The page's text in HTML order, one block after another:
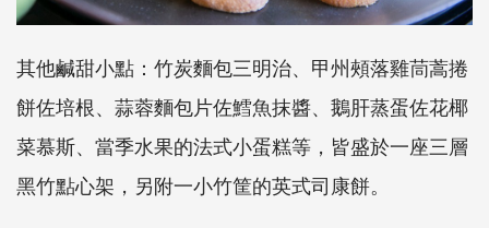
其他鹹甜小點：竹炭麵包三明治、甲州頰落雞茼蒿捲
餅佐培根、蒜蓉麵包片佐鱈魚抹醬、鵝肝蒸蛋佐花椰
菜慕斯、當季水果的法式小蛋糕等，皆盛於一座三層
黑竹點心架，另附一小竹筐的英式司康餅。